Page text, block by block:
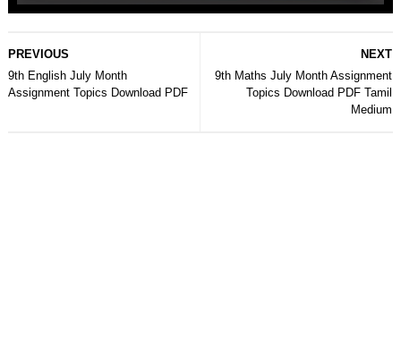
NEXT
9th Maths July Month Assignment
Topics Download PDF Tamil
Medium
PREVIOUS
9th English July Month
Assignment Topics Download PDF